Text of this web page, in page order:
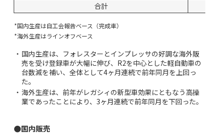
合計
*国内生産は自工会報告ベース（完成車）
*海外生産はラインオフベース
・ 国内生産は、フォレスターとインプレッサの好調な海外販
売を受け登録車が大幅に伸び、R2を中心とした軽自動車の
台数減を補い、全体として4ヶ月連続で前年同月を上回っ
た。
・ 海外生産は、前年がレガシィの新型車効果にともなう高操
業であったことにより、3ヶ月連続で前年同月を下回った。
●国内販売